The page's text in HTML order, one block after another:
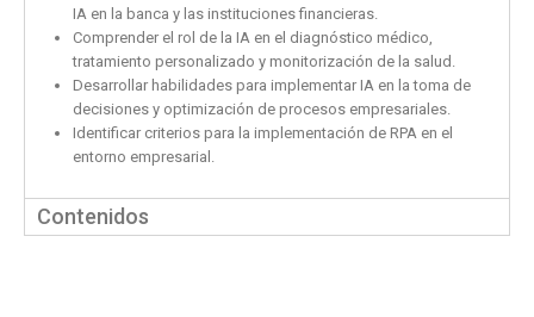
IA en la banca y las instituciones financieras.
Comprender el rol de la IA en el diagnóstico médico,
tratamiento personalizado y monitorización de la salud.
Desarrollar habilidades para implementar IA en la toma de
decisiones y optimización de procesos empresariales.
Identificar criterios para la implementación de RPA en el
entorno empresarial.
Contenidos